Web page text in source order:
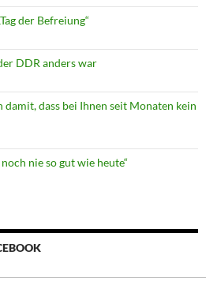
der Befreiung“
DDR anders war
damit, dass bei Ihnen seit Monaten kein
nie so gut wie heute“